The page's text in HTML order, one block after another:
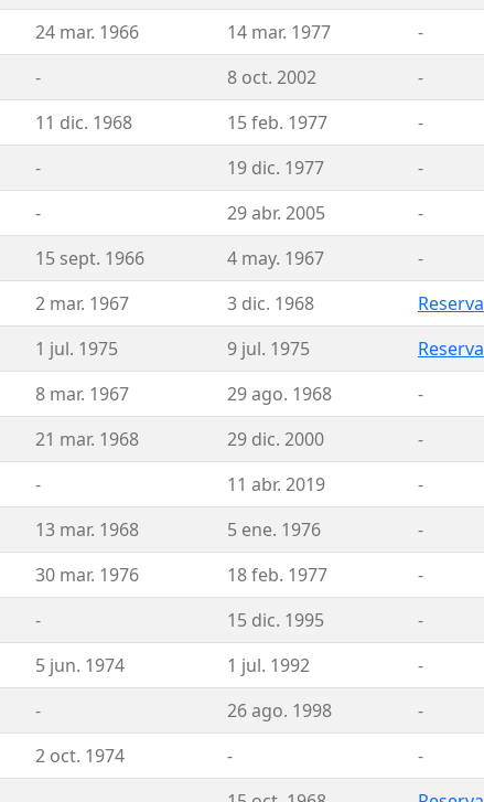
24 mar. 1966 14 mar. 1977
-
- 8 oct. 2002
-
11 dic. 1968 15 feb. 1977
-
- 19 dic. 1977
-
- 29 abr. 2005
-
15 sept. 1966 4 may. 1967
-
2 mar. 1967 3 dic. 1968
Reserva
1 jul. 1975 9 jul. 1975
Reserva
8 mar. 1967 29 ago. 1968
-
21 mar. 1968 29 dic. 2000
-
- 11 abr. 2019
-
13 mar. 1968 5 ene. 1976
-
30 mar. 1976 18 feb. 1977
-
- 15 dic. 1995
-
5 jun. 1974 1 jul. 1992
-
- 26 ago. 1998
-
2 oct. 1974 -
-